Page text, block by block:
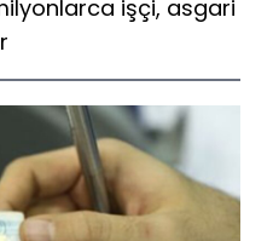
işçi, asgari